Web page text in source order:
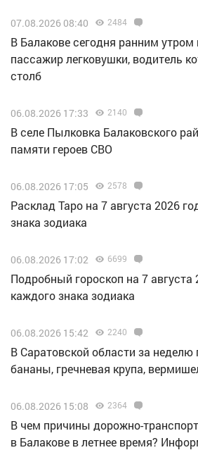
07.08.2026 08:40 2484
В Балакове сегодня ранним
пассажир легковушки, водитель
столб
06.08.2026 17:33 2140
В селе Пылковка Балаковского
памяти героев СВО
06.08.2026 17:05 2578
Расклад Таро на 7 августа 2026
знака зодиака
06.08.2026 17:02 6699
Подробный гороскоп на 7 августа
каждого знака зодиака
06.08.2026 15:42 2240
В Саратовской области за
бананы, гречневая крупа,
06.08.2026 15:08 2364
В чем причины дорожно-
в Балакове в летнее время?